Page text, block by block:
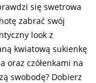
się swetrowa
zabrać swój
look z
kwiatową sukienkę
oraz czółenkami na
swobodę? Dobierz